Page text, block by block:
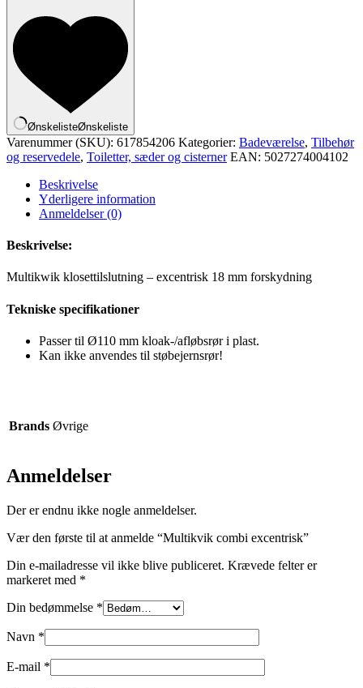
ØnskelisteØnskeliste
Varenummer (SKU): 617854206 Kategorier: Badeværelse, Tilbehør
og reservedele, Toiletter, sæder og cisterner EAN: 5027274004102
Beskrivelse
Yderligere information
Anmeldelser (0)
Beskrivelse:
Multikwik klosettilslutning – excentrisk 18 mm forskydning
Tekniske specifikationer
Passer til Ø110 mm kloak-/afløbsrør i plast.
Kan ikke anvendes til støbejernsrør!
Brands Øvrige
Anmeldelser
Der er endnu ikke nogle anmeldelser.
Vær den første til at anmelde “Multikvik combi excentrisk”
Din e-mailadresse vil ikke blive publiceret. Krævede felter er
markeret med *
Din bedømmelse *
Navn *
E-mail *